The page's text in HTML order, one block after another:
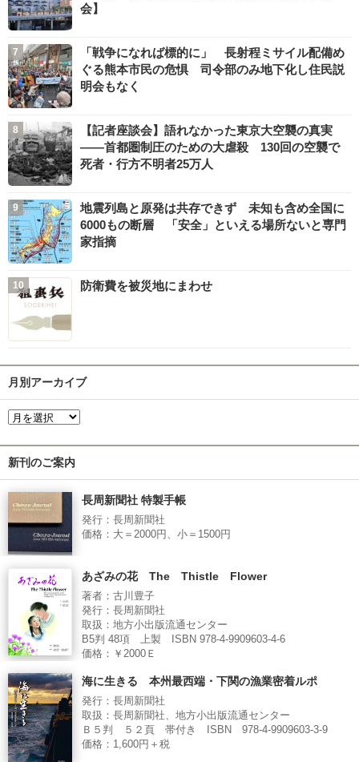
会】
「戦争になれば標的に」 長射程ミサイル配備め
ぐる熊本市民の危惧 司令部のみ地下化し住民説
明会もなく
【記者座談会】語れなかった東京大空襲の真実
――首都圏制圧のための大虐殺 130回の空襲で
死者・行方不明者25万人
地震列島と原発は共存できず 未知も含め全国に
6000もの断層 「安全」といえる場所ないと専門
家指摘
防衛費を被災地にまわせ
月別アーカイブ
新刊のご案内
長周新聞社 特製手帳
発行：長周新聞社
価格：大＝2000円、小＝1500円
あざみの花 The Thistle Flower
著者：古川豊子
発行：長周新聞社
取扱：地方小出版流通センター
B5判 48項 上製 ISBN 978-4-9909603-4-6
価格：￥2000Ｅ
海に生きる 本州最西端・下関の漁業密着ルポ
発行：長周新聞社
取扱：長周新聞社、地方小出版流通センター
Ｂ５判 ５２頁 帯付き ISBN 978-4-9909603-3-9
価格：1,600円＋税